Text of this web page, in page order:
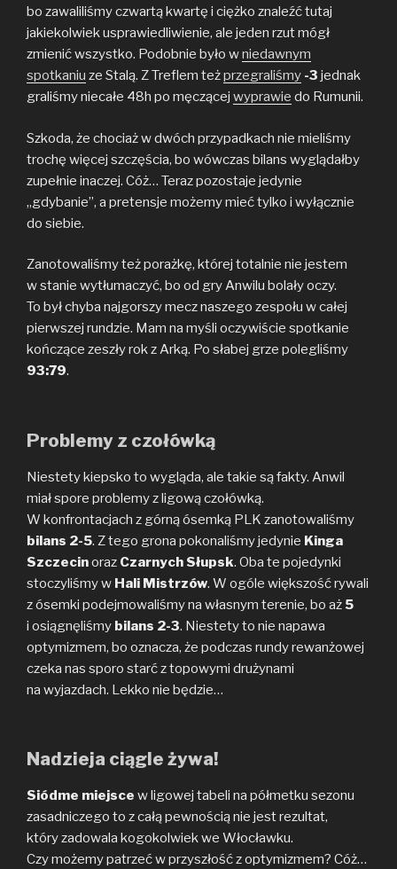
bo zawaliliśmy czwartą kwartę i ciężko znaleźć tutaj
jakiekolwiek usprawiedliwienie, ale jeden rzut mógł
zmienić wszystko. Podobnie było wniedawnym
spotkaniu ze Stalą. Z Treflem teżprzegraliśmy -3 jednak
graliśmy niecałe 48h po męczącej wyprawie do Rumunii.
Szkoda, że chociaż w dwóch przypadkach nie mieliśmy
trochę więcej szczęścia, bo wówczas bilans wyglądałby
zupełnie inaczej. Cóż… Teraz pozostaje jedynie
„gdybanie”, a pretensje możemy mieć tylko i wyłącznie
do siebie.
Zanotowaliśmy też porażkę, której totalnie nie jestem
w stanie wytłumaczyć, bo od gry Anwilu bolały oczy.
To był chyba najgorszy mecz naszego zespołu w całej
pierwszej rundzie. Mam na myśli oczywiście spotkanie
kończące zeszły rok z Arką. Po słabej grze polegliśmy
93:79.
Problemy z czołówką
Niestety kiepsko to wygląda, ale takie są fakty. Anwil
miał spore problemy z ligową czołówką.
W konfrontacjach z górną ósemką PLK zanotowaliśmy
bilans 2-5. Z tego grona pokonaliśmy jedynie Kinga
Szczecinoraz Czarnych Słupsk. Oba te pojedynki
stoczyliśmy w Hali Mistrzów. W ogóle większość rywali
z ósemki podejmowaliśmy na własnym terenie, bo aż5
i osiągnęliśmy bilans 2-3. Niestety to nie napawa
optymizmem, bo oznacza, że podczas rundy rewanżowej
czeka nas sporo starć z topowymi drużynami
na wyjazdach. Lekko nie będzie…
Nadzieja ciągle żywa!
Siódme miejsce w ligowej tabeli na półmetku sezonu
zasadniczego to z całą pewnością nie jest rezultat,
który zadowala kogokolwiek we Włocławku.
Czy możemy patrzeć w przyszłość z optymizmem? Cóż…